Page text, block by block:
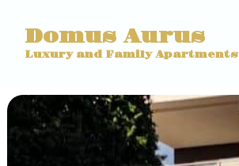
Domus Aurus
Luxury and Family Apartments